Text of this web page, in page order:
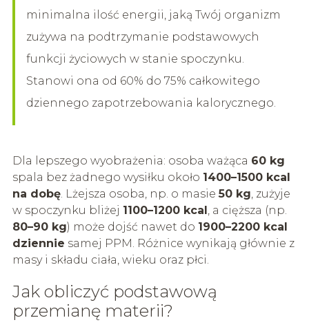
minimalna ilość energii, jaką Twój organizm
zużywa na podtrzymanie podstawowych
funkcji życiowych w stanie spoczynku.
Stanowi ona od 60% do 75% całkowitego
dziennego zapotrzebowania kalorycznego.
Dla lepszego wyobrażenia: osoba ważąca 60 kg
spala bez żadnego wysiłku około 1400–1500 kcal
na dobę. Lżejsza osoba, np. o masie50 kg, zużyje
w spoczynku bliżej 1100–1200 kcal, a cięższa (np.
80–90 kg) może dojść nawet do 1900–2200 kcal
dziennie samej PPM. Różnice wynikają głównie z
masy i składu ciała, wieku oraz płci.
Jak obliczyć podstawową
przemianę materii?